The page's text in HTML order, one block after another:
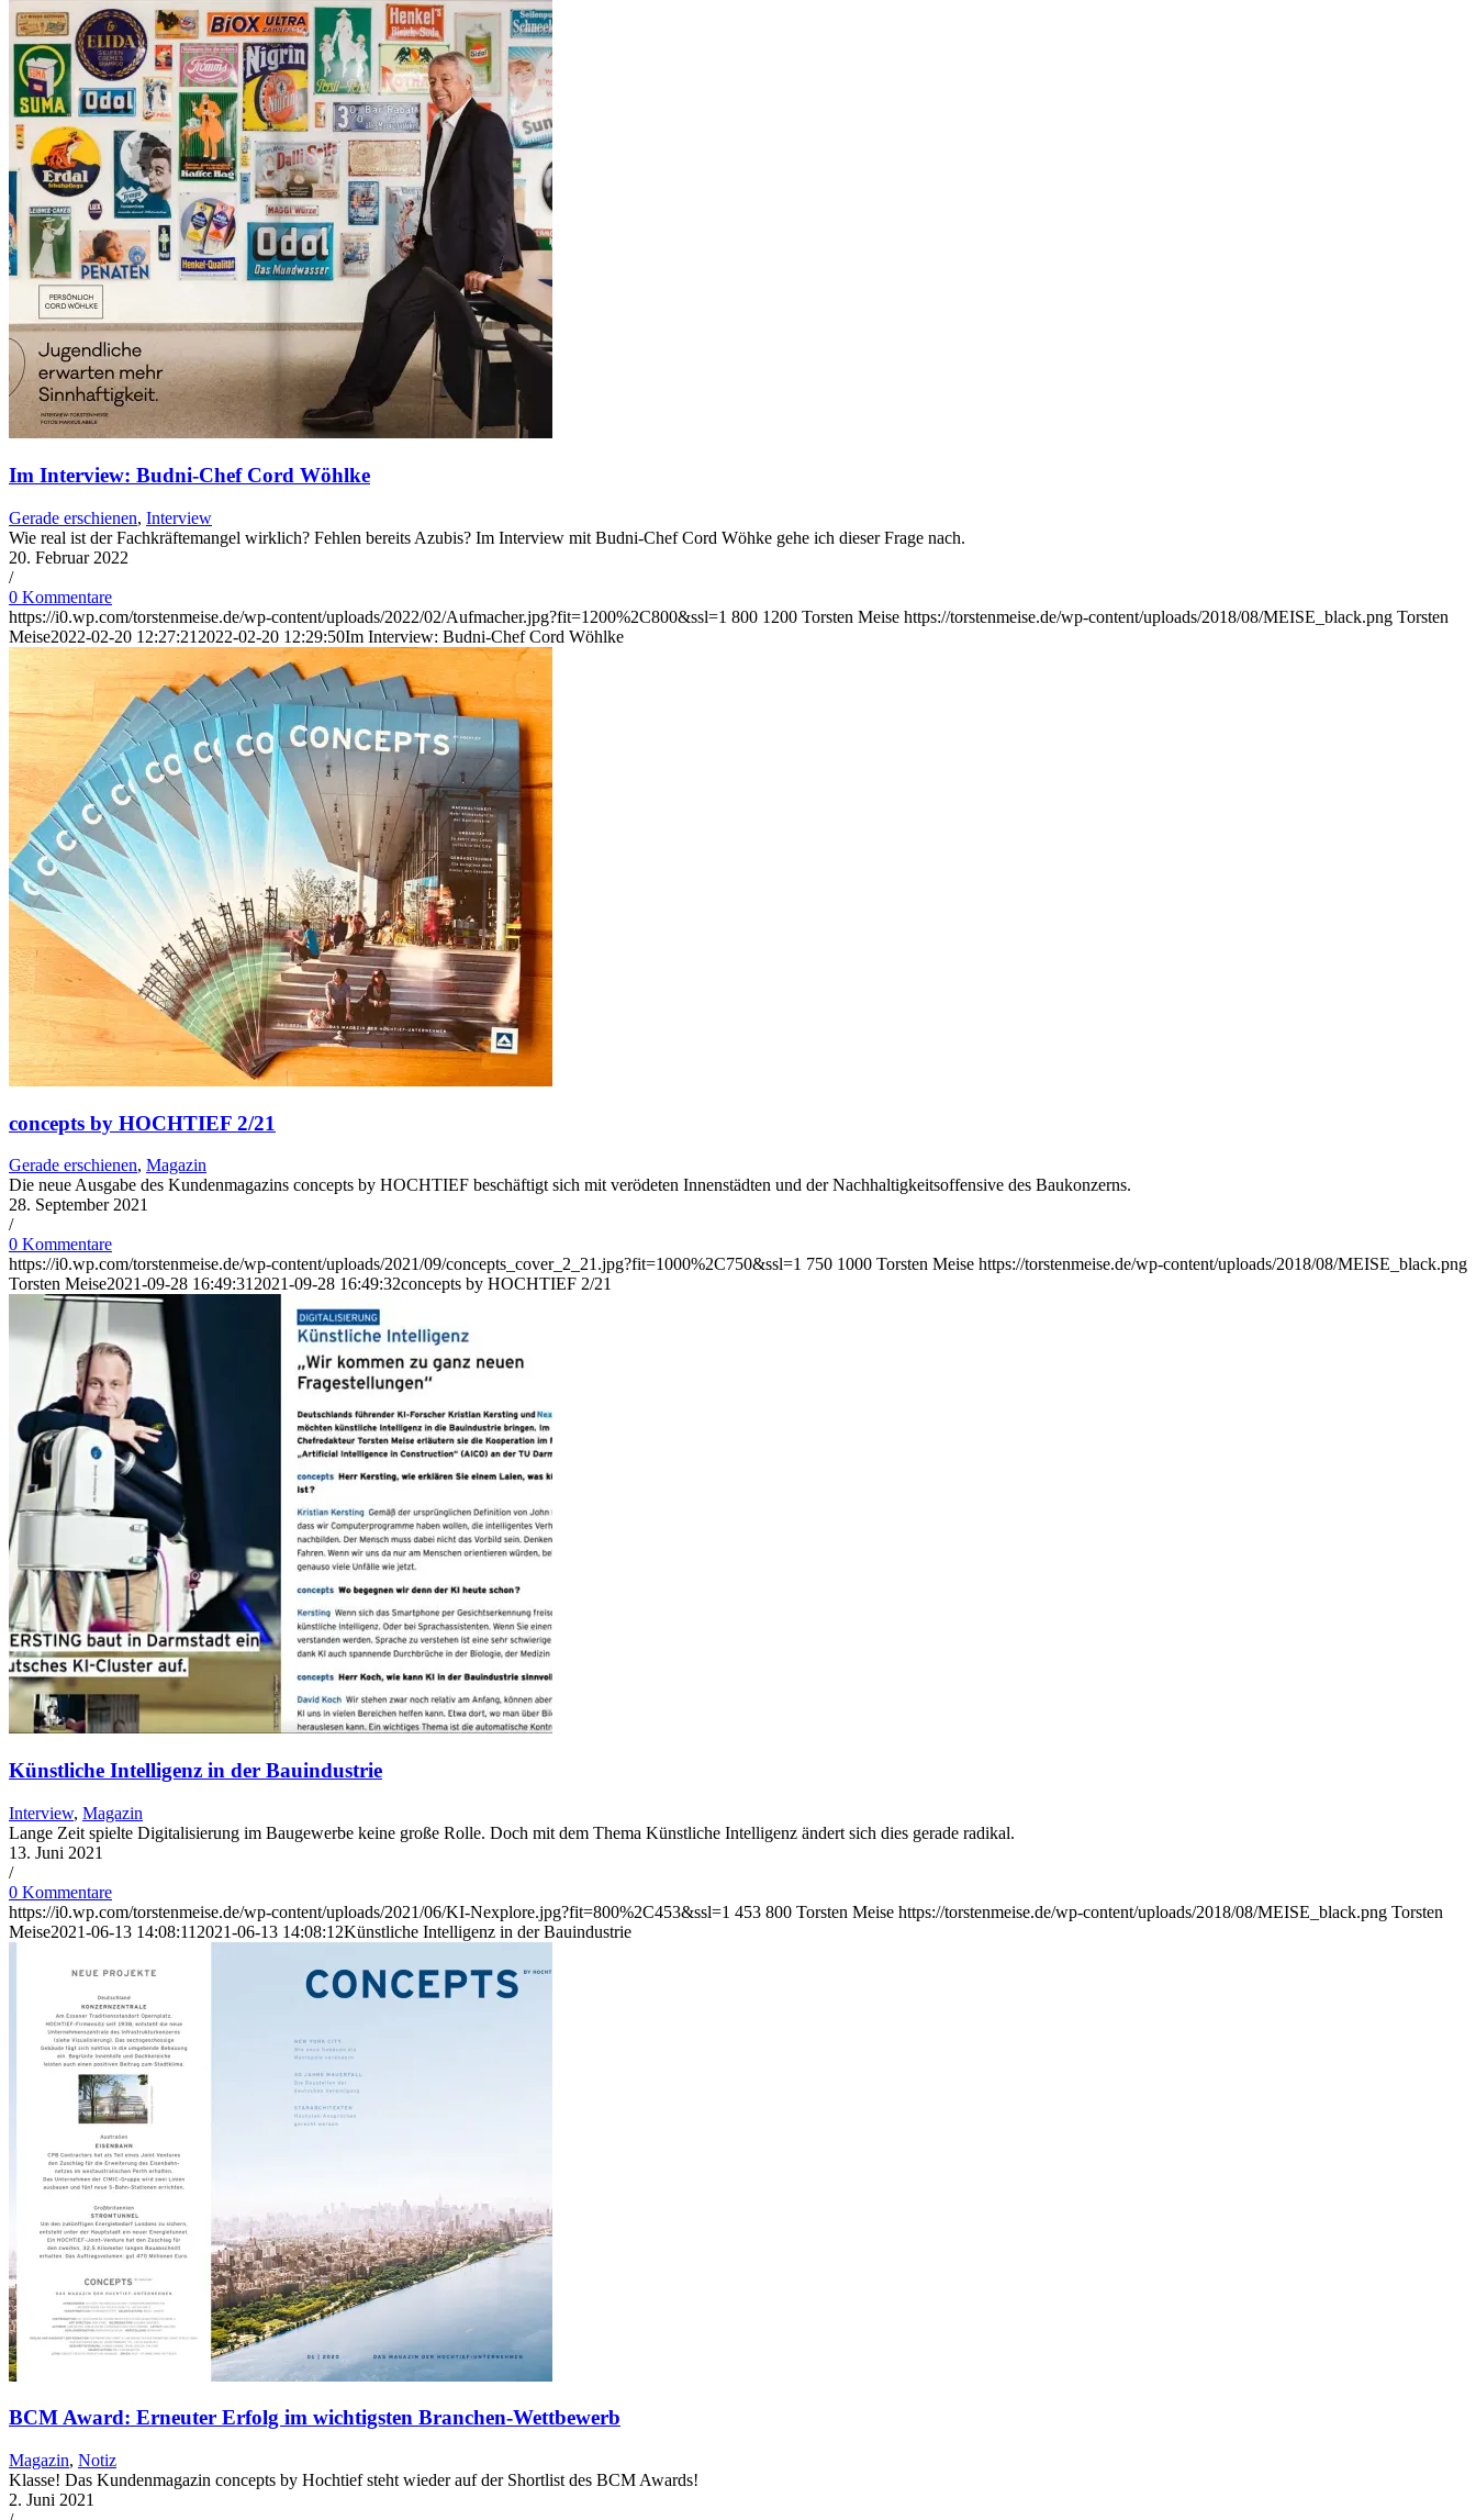
Im Interview: Budni-Chef Cord Wöhlke
Gerade erschienen, Interview
Wie real ist der Fachkräftemangel wirklich? Fehlen bereits Azubis? Im Interview mit Budni-Chef Cord Wöhke gehe ich dieser Frage nach.
20. Februar 2022
/
0 Kommentare
https://i0.wp.com/torstenmeise.de/wp-content/uploads/2022/02/Aufmacher.jpg?fit=1200%2C800&ssl=1 800 1200 Torsten Meise https://torstenmeise.de/wp-content/uploads/2018/08/MEISE_black.png Torsten
Meise2022-02-20 12:27:21 2022-02-20 12:29:50Im Interview: Budni-Chef Cord Wöhlke
concepts by HOCHTIEF 2/21
Gerade erschienen, Magazin
Die neue Ausgabe des Kundenmagazins concepts by HOCHTIEF beschäftigt sich mit verödeten Innenstädten und der Nachhaltigkeitsoffensive des Baukonzerns.
28. September 2021
/
0 Kommentare
https://i0.wp.com/torstenmeise.de/wp-content/uploads/2021/09/concepts_cover_2_21.jpg?fit=1000%2C750&ssl=1 750 1000 Torsten Meise https://torstenmeise.de/wp-content/uploads/2018/08/MEISE_black.png
Torsten Meise2021-09-28 16:49:31 2021-09-28 16:49:32concepts by HOCHTIEF 2/21
Künstliche Intelligenz in der Bauindustrie
Interview, Magazin
Lange Zeit spielte Digitalisierung im Baugewerbe keine große Rolle. Doch mit dem Thema Künstliche Intelligenz ändert sich dies gerade radikal.
13. Juni 2021
/
0 Kommentare
https://i0.wp.com/torstenmeise.de/wp-content/uploads/2021/06/KI-Nexplore.jpg?fit=800%2C453&ssl=1 453 800 Torsten Meise https://torstenmeise.de/wp-content/uploads/2018/08/MEISE_black.png Torsten
Meise2021-06-13 14:08:11 2021-06-13 14:08:12Künstliche Intelligenz in der Bauindustrie
BCM Award: Erneuter Erfolg im wichtigsten Branchen-Wettbewerb
Magazin, Notiz
Klasse! Das Kundenmagazin concepts by Hochtief steht wieder auf der Shortlist des BCM Awards!
2. Juni 2021